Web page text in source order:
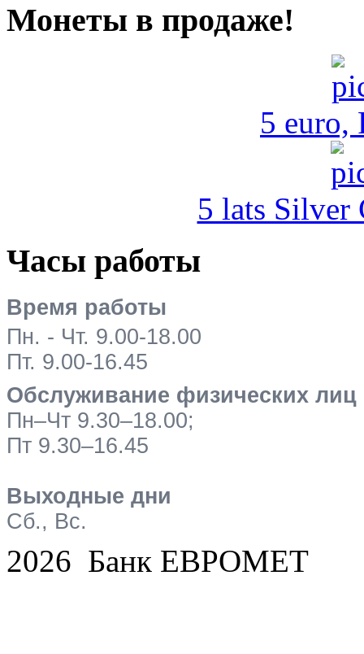
Монеты в продаже!
5 euro,
5 lats Silver
Часы работы
Время работы
Пн. - Чт. 9.00-18.00
Пт. 9.00-16.45
Обслуживание физических лиц
Пн–Чт 9.30–18.00;
Пт 9.30–16.45
Выходные дни
Сб., Вс.
2026 Банк ЕВРОМЕТ